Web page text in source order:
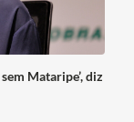
Mataripe’, diz